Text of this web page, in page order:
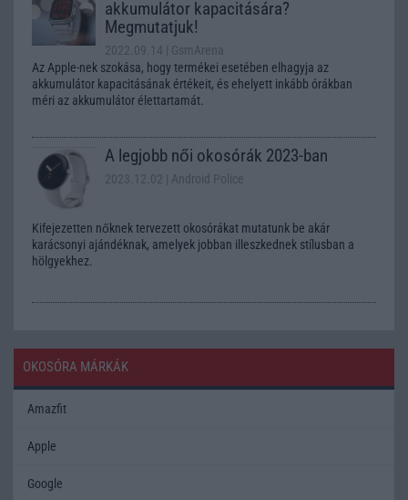
akkumulátor kapacitására?
Megmutatjuk!
2022.09.14
| GsmArena
Az Apple-nek szokása, hogy termékei esetében elhagyja az
akkumulátor kapacitásának értékeit, és ehelyett inkább órákban
méri az akkumulátor élettartamát.
A legjobb női okosórák 2023-ban
2023.12.02 | Android Police
Kifejezetten nőknek tervezett okosórákat mutatunk be akár
karácsonyi ajándéknak, amelyek jobban illeszkednek stílusban a
hölgyekhez.
OKOSÓRA MÁRKÁK
Amazfit
Apple
Google